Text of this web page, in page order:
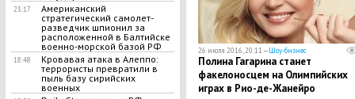
23:17
Американский
стратегический самолет-
разведчик шпионил за
расположенной в Балтийске
военно-морской базой РФ
18:48
Кровавая атака в Алеппо:
террористы превратили в
пыль базу сирийских
военных
26 июля 2016, 20:11 —Шоу-бизнес
Полина Гагарина станет
факелоносцем на Олимпийских
играх в Рио-де-Жанейро